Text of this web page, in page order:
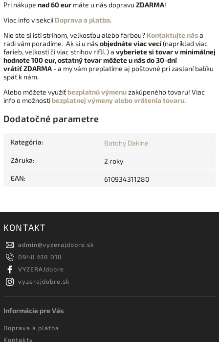
Pri nákupe nad 60 eur máte u nás dopravu ZDARMA!
Viac info v sekcii Doprava a platba.
Nie ste si istí strihom, veľkosťou alebo farbou? Kontaktujte nása
radi vám poradíme. Ak si u násobjednáte viac vecí(napríklad viac
farieb, veľkostí či viac strihov riflí..) a vyberiete si tovar v minimálnej
hodnote 100 eur, ostatný tovar môžete u nás do 30-dní
vrátiťZDARMA - a my vám preplatíme aj poštovné pri zaslaní balíku
späť k nám.
Alebo môžete využiť bezplatnú výmenuzakúpeného tovaru! Viac
info o možnosti bezplatnej výmeny alebo vrátenia tovaru.
Dodatočné parametre
Kategória: Batohy Dakine
Záruka: 2 roky
EAN: 610934311280
KONTAKT
admin@vyzerajdobre.sk
0948 618 018
VYZERAJdobre
vyzerajdobre.sk
Informácie pre Vás
Doprava a platba
Kontakty